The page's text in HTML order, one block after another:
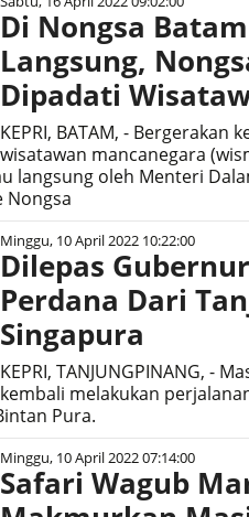
Di Nongsa
Langsung,
Dipadati
KEPRI, BATAM, -
wisatawan mancanegara
langsung oleh Menteri
Nongsa
Minggu, 10 April 2022 10:22:00
Dilepas
Perdana Dari
Singapura
KEPRI, TANJUNGPINANG, -
kembali melakukan
Pura.
Minggu, 10 April 2022 07:14:00
Safari Wagub